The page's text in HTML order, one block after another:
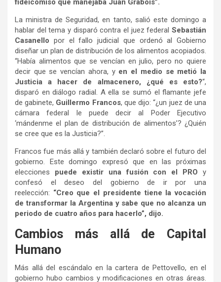
fideicomiso que manejaba Juan Grabois”.
La ministra de Seguridad, en tanto, salió este domingo a
hablar del tema y disparó contra el juez federal Sebastián
Casanello por el fallo judicial que ordenó al Gobierno
diseñar un plan de distribución de los alimentos acopiados.
“Había alimentos que se vencían en julio, pero no quiere
decir que se vencían ahora, y en el medio se metió la
Justicia a hacer de almacenero, ¿qué es esto?“,
disparó en diálogo radial. A ella se sumó el flamante jefe
de gabinete, Guillermo Francos, que dijo: “¿un juez de una
cámara federal le puede decir al Poder Ejecutivo
‘mándenme el plan de distribución de alimentos’? ¿Quién
se cree que es la Justicia?”.
Francos fue más allá y también declaró sobre el futuro del
gobierno. Este domingo expresó que en las próximas
elecciones puede existir una fusión con el PRO y
confesó el deseo del gobierno de ir por una
reelección: “Creo que el presidente tiene la vocación
de transformar la Argentina y sabe que no alcanza un
periodo de cuatro años para hacerlo”, dijo.
Cambios más allá de Capital
Humano
Más allá del escándalo en la cartera de Pettovello, en el
gobierno hubo cambios y modificaciones en otras áreas.